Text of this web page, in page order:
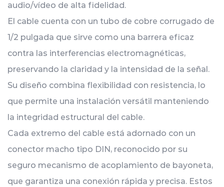
audio/vídeo de alta fidelidad.
El cable cuenta con un tubo de cobre corrugado de
1/2 pulgada que sirve como una barrera eficaz
contra las interferencias electromagnéticas,
preservando la claridad y la intensidad de la señal.
Su diseño combina flexibilidad con resistencia, lo
que permite una instalación versátil manteniendo
la integridad estructural del cable.
Cada extremo del cable está adornado con un
conector macho tipo DIN, reconocido por su
seguro mecanismo de acoplamiento de bayoneta,
que garantiza una conexión rápida y precisa. Estos